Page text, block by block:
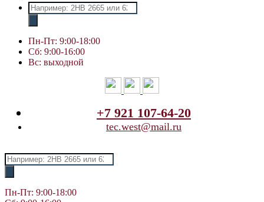
Поиск
товаров
Пн-Пт: 9:00-18:00
Сб: 9:00-16:00
Вс: выходной
+7 921 107-64-20
tec.west@mail.ru
Поиск
товаров
Пн-Пт: 9:00-18:00